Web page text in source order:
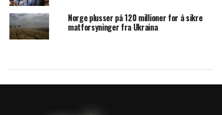
Norge plusser på 120 millioner for å sikre
matforsyninger fra Ukraina